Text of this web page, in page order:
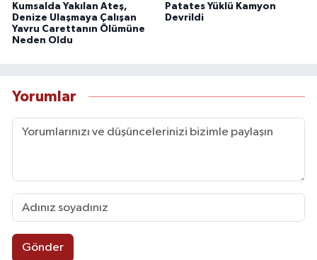
Kumsalda Yakılan Ateş,
Denize Ulaşmaya Çalışan
Yavru Carettanın Ölümüne
Neden Oldu
Patates Yüklü Kamyon
Devrildi
Yorumlar
Gönder